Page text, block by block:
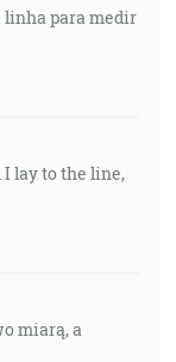
linha para medir
I lay to the line,
miarą, a